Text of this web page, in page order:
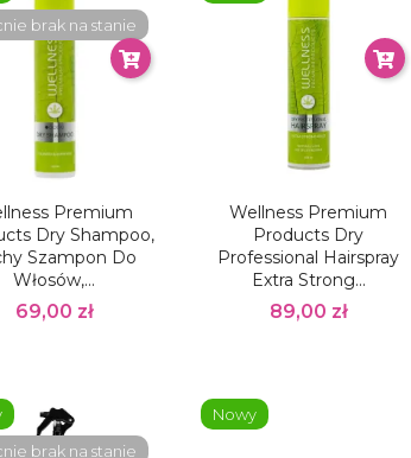
Premium
Dry Shampoo,
Szampon Do
Włosów,...
69,00 zł
brak na stanie
Wellness Premium
Products Dry
Professional Hairspray
Extra Strong...
89,00 zł
brak na stanie
Nowy